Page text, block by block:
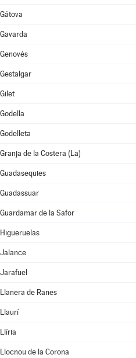
Gátova
Gavarda
Genovés
Gestalgar
Gilet
Godella
Godelleta
Granja de la Costera (La)
Guadasequies
Guadassuar
Guardamar de la Safor
Higueruelas
Jalance
Jarafuel
Llanera de Ranes
Llaurí
Llíria
Llocnou de la Corona